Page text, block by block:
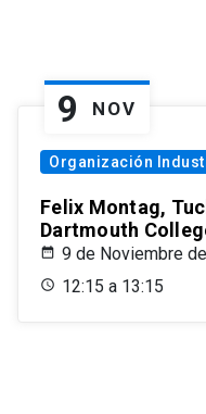
9 NOV
Organización
Felix Montag,
Dartmouth
9 de Noviembre
12:15 a 13:15